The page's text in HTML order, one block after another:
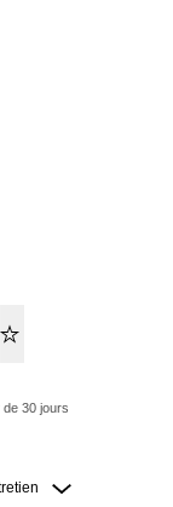
de 30 jours